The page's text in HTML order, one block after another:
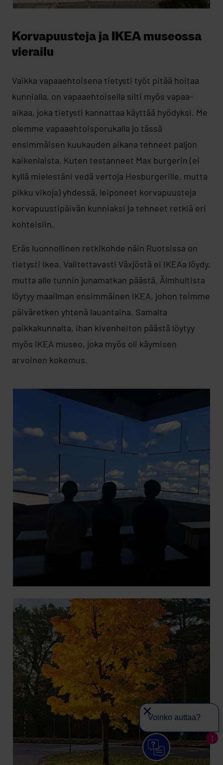
Korvapuusteja ja IKEA museossa
vierailu
Vaikka vapaaehtoisena tietysti työt pitää hoitaa
kunnialla, on vapaaehtoisella silti myös vapaa-
aikaa, joka tietysti kannattaa käyttää hyödyksi. Me
olemme vapaaehtoisporukalla jo tässä
ensimmäisen kuukauden aikana tehneet paljon
kaikenlaista. Kuten testanneet Max burgerin (ei
kyllä mielestäni vedä vertoja Hesburgerille, mutta
pikku vikoja) yhdessä, leiponeet korvapuusteja
korvapuustipäivän kunniaksi ja tehneet retkiä eri
kohteisiin.
Eräs luonnollinen retkikohde näin Ruotsissa on
tietysti Ikea. Valitettavasti Växjöstä ei IKEAa löydy,
mutta alle tunnin junamatkan päästä, Älmhultista
löytyy maailman ensimmäinen IKEA, johon teimme
päiväretken yhtenä lauantaina. Samalta
paikkakunnalta, ihan kivenheiton päästä löytyy
myös IKEA museo, joka myös oli käymisen
arvoinen kokemus.
Voinko auttaa?
1